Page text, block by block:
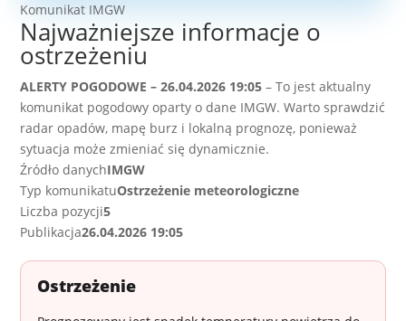
Komunikat IMGW
Najważniejsze informacje o
ostrzeżeniu
ALERTY POGODOWE – 26.04.2026 19:05 – To jest aktualny
komunikat pogodowy oparty o dane IMGW. Warto sprawdzić
radar opadów, mapę burz i lokalną prognozę, ponieważ
sytuacja może zmieniać się dynamicznie.
Źródło danychIMGW
Typ komunikatuOstrzeżenie meteorologiczne
Liczba pozycji5
Publikacja26.04.2026 19:05
Ostrzeżenie